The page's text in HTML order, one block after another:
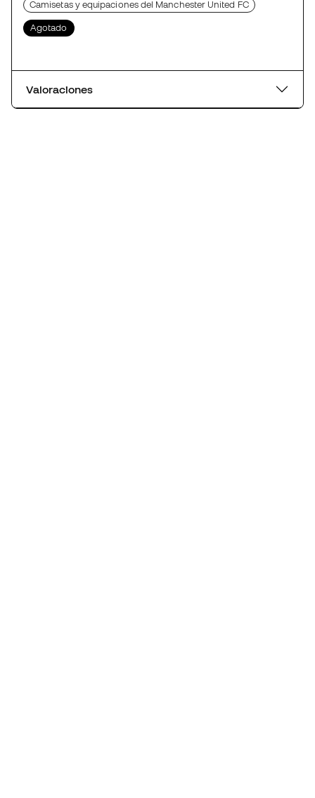
Camisetas y equipaciones del Manchester United FC
Agotado
Valoraciones